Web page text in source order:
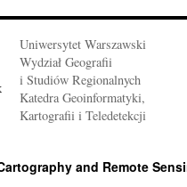
Uniwersytet Warszawski
Wydział Geografii
i Studiów Regionalnych
Katedra Geoinformatyki,
Kartografii i Teledetekcji
and Remote